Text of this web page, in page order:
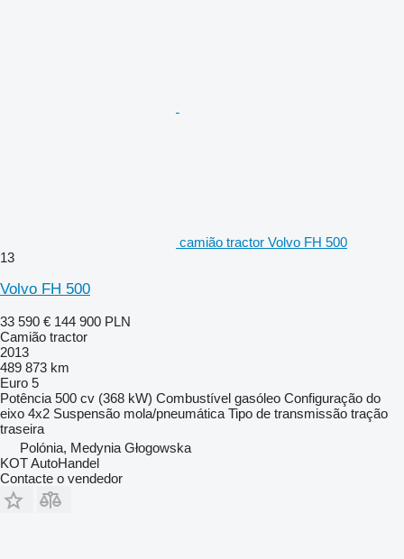
camião tractor Volvo FH 500
13
Volvo FH 500
33 590 € 144 900 PLN
Camião tractor
2013
489 873 km
Euro 5
Potência 500 cv (368 kW) Combustível gasóleo Configuração do
eixo 4x2 Suspensão mola/pneumática Tipo de transmissão tração
traseira
Polónia, Medynia Głogowska
KOT AutoHandel
Contacte o vendedor